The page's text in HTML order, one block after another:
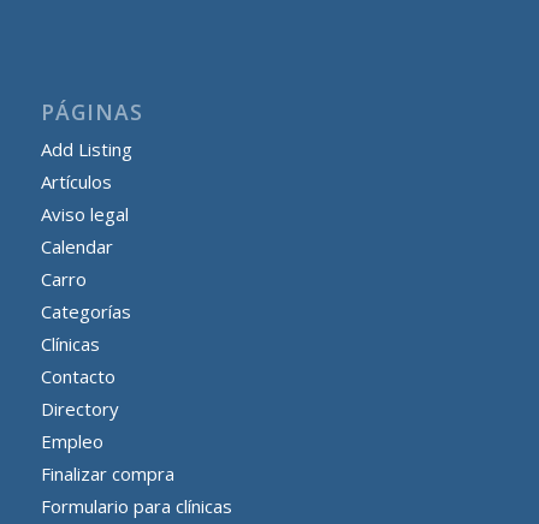
PÁGINAS
Add Listing
Artículos
Aviso legal
Calendar
Carro
Categorías
Clínicas
Contacto
Directory
Empleo
Finalizar compra
Formulario para clínicas